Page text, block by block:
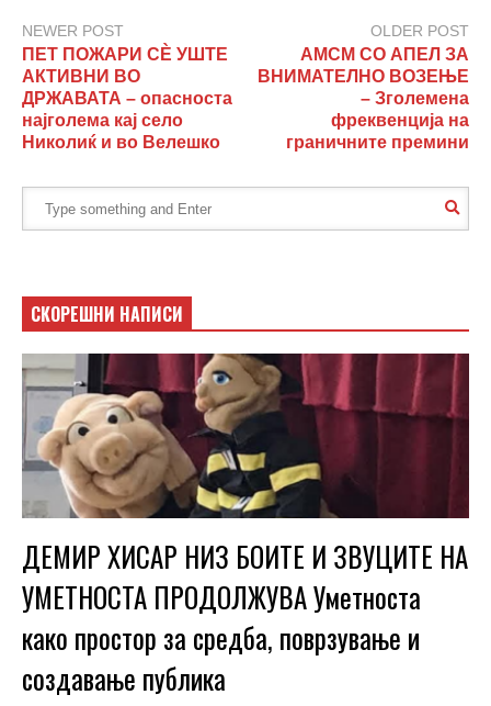
NEWER POST
ПЕТ ПОЖАРИ СÈ УШТЕ
АКТИВНИ ВО
ДРЖАВАТА – опасноста
најголема кај село
Николиќ и во Велешко
OLDER POST
АМСМ СО АПЕЛ ЗА
ВНИМАТЕЛНО ВОЗЕЊЕ
– Зголемена
фреквенција на
граничните премини
СКОРЕШНИ НАПИСИ
ДЕМИР ХИСАР НИЗ БОИТЕ И ЗВУЦИТЕ НА
УМЕТНОСТА ПРОДОЛЖУВА Уметноста
како простор за средба, поврзување и
создавање публика